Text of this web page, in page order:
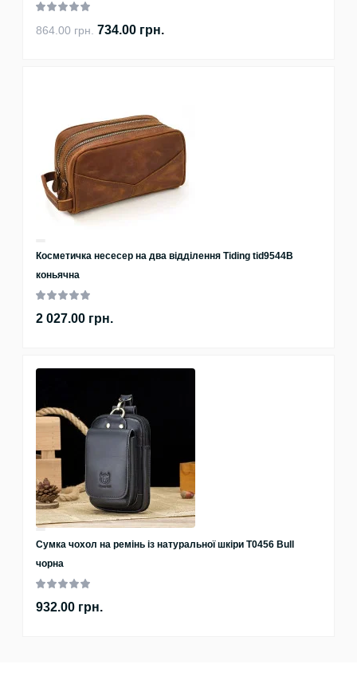
864.00 грн. 734.00 грн.
Косметичка несесер на два відділення Tiding tid9544B
коньячна
2 027.00 грн.
Сумка чохол на ремінь із натуральної шкіри T0456 Bull
чорна
932.00 грн.